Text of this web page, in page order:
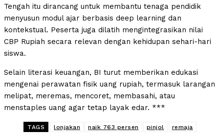
Tengah itu dirancang untuk membantu tenaga pendidik
menyusun modul ajar berbasis deep learning dan
kontekstual. Peserta juga dilatih mengintegrasikan nilai
CBP Rupiah secara relevan dengan kehidupan sehari-hari
siswa.
Selain literasi keuangan, BI turut memberikan edukasi
mengenai perawatan fisik uang rupiah, termasuk larangan
melipat, meremas, mencoret, membasahi, atau
menstaples uang agar tetap layak edar. ***
TAGS lonjakan naik 763 persen pinjol remaja